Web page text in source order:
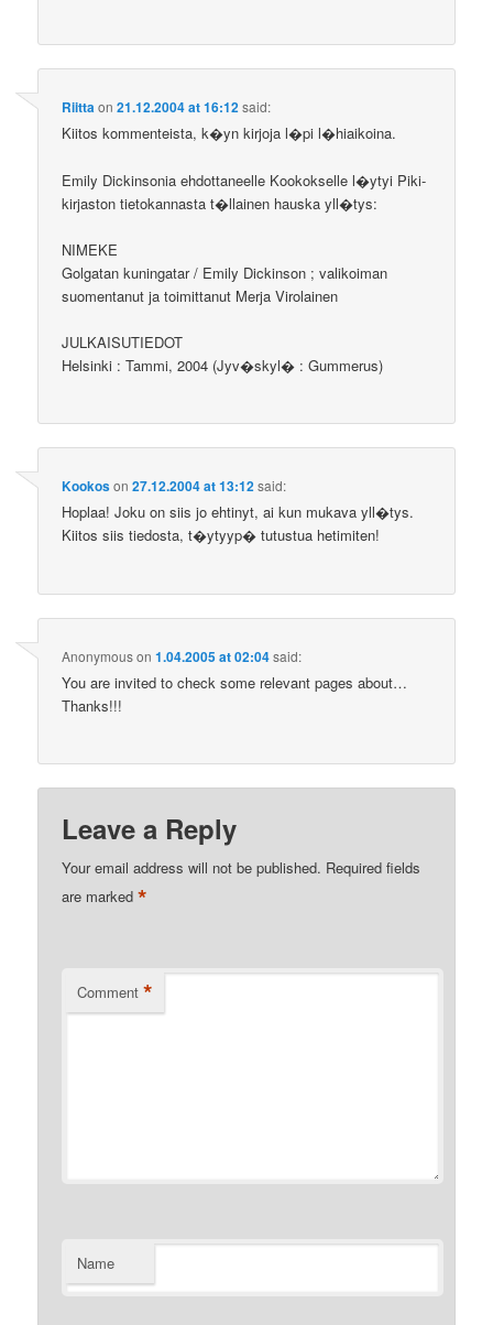
Riittaon21.12.2004 at 16:12said:
Kiitos kommenteista, k�yn kirjoja l�pi l�hiaikoina.
Emily Dickinsonia ehdottaneelle Kookokselle l�ytyi Piki-
kirjaston tietokannasta t�llainen hauska yll�tys:
NIMEKE
Golgatan kuningatar / Emily Dickinson ; valikoiman
suomentanut ja toimittanut Merja Virolainen
JULKAISUTIEDOT
Helsinki : Tammi, 2004 (Jyv�skyl� : Gummerus)
Kookoson27.12.2004 at 13:12said:
Hoplaa! Joku on siis jo ehtinyt, ai kun mukava yll�tys.
Kiitos siis tiedosta, t�ytyyp� tutustua hetimiten!
Anonymouson1.04.2005 at 02:04said:
You are invited to check some relevant pages about…
Thanks!!!
Leave a Reply
Your email address will not be published. Required fields
are marked*
Comment *
Name